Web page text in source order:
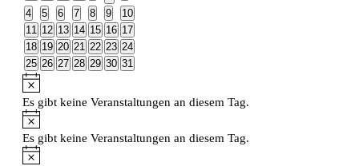
von
Veranstaltungen
Veranstaltungen
Veranstaltungen
Veranstaltungen
Veranstaltungen
Veranstaltungen
Veranstaltung
Veranstaltungen
0
Veranstaltungen
4
0
Veranstaltungen
5
0
Veranstaltungen
6
0
Veranstaltungen
7
0
Veranstaltungen
8
0
Veranstaltungen
9
0
Veranstaltungen
10
0
Veranstaltungen
11 0
Veranstaltungen
12 0
Veranstaltungen
13 0
Veranstaltungen
14 0
Veranstaltungen
15 0
Veranstaltungen
16 0
Veranstaltungen
17
0
Veranstaltungen
18 0
Veranstaltungen
19 0
Veranstaltungen
20 0
Veranstaltungen
21 0
Veranstaltungen
22 0
Veranstaltungen
23 0
Veranstaltungen
24
0
Veranstaltungen
25 0
Veranstaltungen
26 0
Veranstaltungen
27 0
Veranstaltungen
28 0
Veranstaltungen
29 0
Veranstaltungen
30 0
Veranstaltungen
31
Hinweis
Es gibt keine Veranstaltungen an diesem Tag.
Hinweis
Es gibt keine Veranstaltungen an diesem Tag.
Hinweis